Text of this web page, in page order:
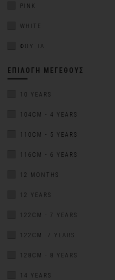
PINK
WHITE
ΦΟΎΞΙΑ
ΕΠΙΛΟΓΉ ΜΕΓΈΘΟΥΣ
10 YEARS
104CM - 4 YEARS
110CM - 5 YEARS
116CM - 6 YEARS
12 MONTHS
12 YEARS
122CM - 7 YEARS
122CM -7 YEARS
128CM - 8 YEARS
14 YEARS